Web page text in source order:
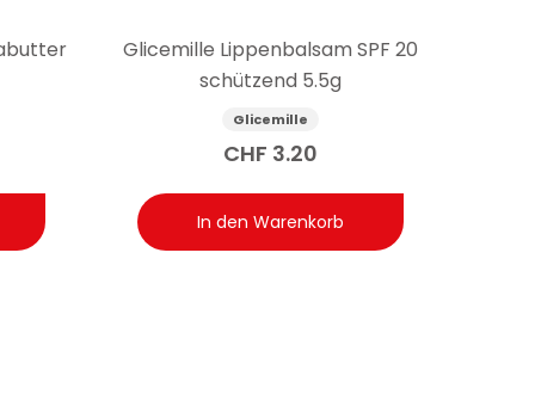
Glicemille Lippenbalsam SPF 20
schützend 5.5g
Glicemille
CHF 3.20
In den Warenkorb